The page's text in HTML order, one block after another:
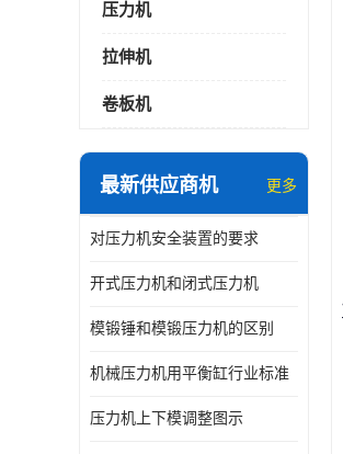
压力机
拉伸机
卷板机
最新供应商机 更多
对压力机安全装置的要求
开式压力机和闭式压力机
模锻锤和模锻压力机的区别
机械压力机用平衡缸行业标准
压力机上下模调整图示